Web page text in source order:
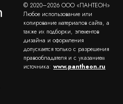
© 2020–2026 ООО «ПАНТЕОН»
Любое использование или
копирование материалов сайта, а
также их подборки, элементов
дизайна и оформления
допускается только с разрешения
правообладателя и с указанием
источника: www.pantheon.ru